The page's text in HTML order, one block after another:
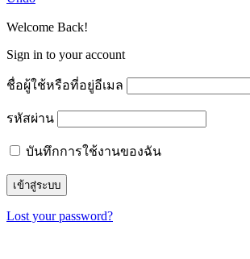
Welcome Back!
Sign in to your account
ชื่อผู้ใช้หรือที่อยู่อีเมล
รหัสผ่าน
บันทึกการใช้งานของฉัน
Lost your password?